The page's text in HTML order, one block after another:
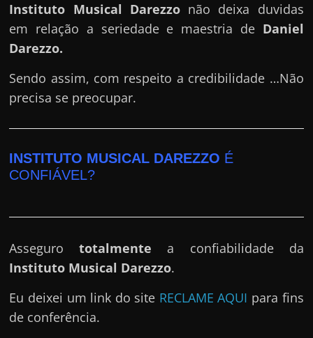
Instituto Musical Darezzonão deixa duvidas
em relação a seriedade e maestria de Daniel
Darezzo.
Sendo assim, com respeito a credibilidade …Não
precisa se preocupar.
INSTITUTO MUSICAL DAREZZO É
CONFIÁVEL?
Assegurototalmente a confiabilidade da
Instituto Musical Darezzo.
Eu deixei um link do site RECLAME AQUI para fins
de conferência.